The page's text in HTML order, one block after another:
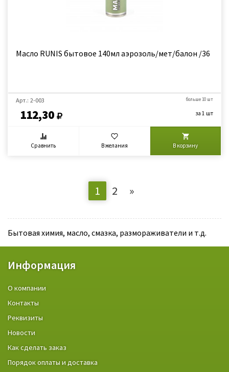
Масло RUNIS бытовое 140мл аэрозоль/мет/балон /36
Арт.: 2-003
112,30
больше 10 шт
за 1 шт
Сравнить В желания В корзину
1 2 »
Бытовая химия, масло, смазка, размораживатели и т.д.
Информация
О компании
Контакты
Реквизиты
Новости
Как сделать заказ
Порядок оплаты и доставка